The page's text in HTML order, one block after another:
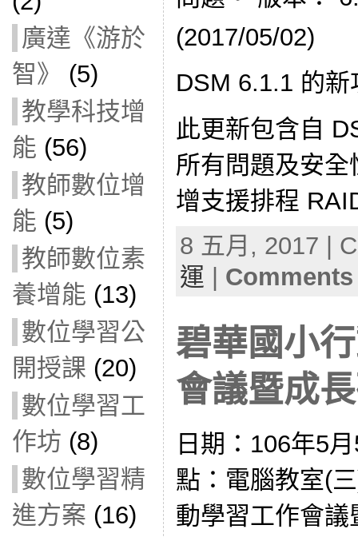
廣達《游於
智》
(5)
教學科技增
能 (56)
教師數位增
能 (5)
教師數位素
養增能 (13)
數位學習公
開授課 (20)
數位學習工
作坊 (8)
數位學習精
進方案 (16)
(2017/05/02)
DSM 6.1.1 的新
此更新包含自
所有問題及安
增支援排程
8 五月, 2017 |
運
碧華國小
會議暨成
日期：106年5
點：電腦教室(
動學習工作會